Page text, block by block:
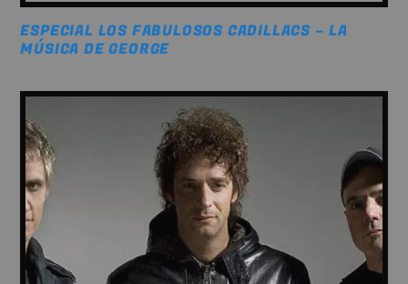
ESPECIAL LOS FABULOSOS CADILLACS – LA
MÚSICA DE GEORGE